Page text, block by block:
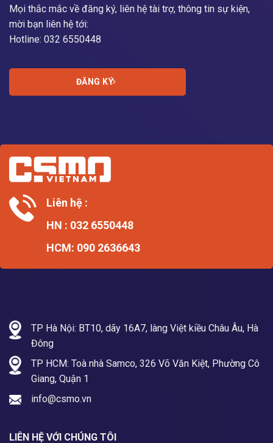
Mọi thắc mắc về đăng ký, liên hệ tài trợ, thông tin sự kiện,
mời bạn liên hệ tới:
Hotline: 032 6550448
ĐĂNG KÝ
Liên hệ :
HN : 032 6550448
HCM: 090 2636643
TP Hà Nội: BT10, dãy 16A7, làng Việt kiều Châu Âu, Hà
Đông
TP HCM: Toà nhà Samco, 326 Võ Văn Kiệt, Phường Cô
Giang, Quận 1
info@csmo.vn
LIÊN HỆ VỚI CHÚNG TÔI